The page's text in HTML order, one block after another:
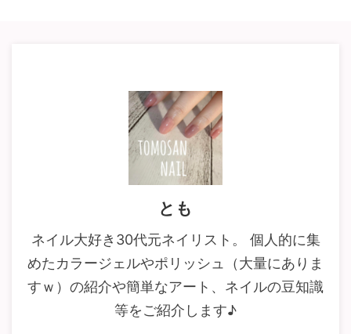
とも
ネイル大好き30代元ネイリスト。 個人的に集
めたカラージェルやポリッシュ（大量にありま
すｗ）の紹介や簡単なアート、ネイルの豆知識
等をご紹介します♪